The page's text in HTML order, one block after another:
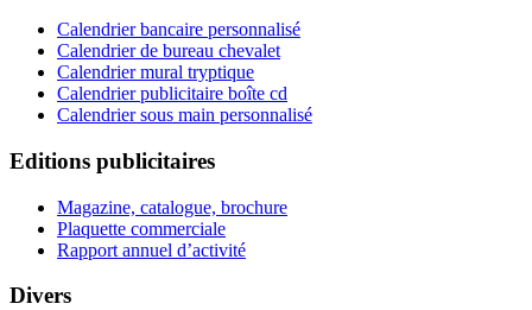
Calendrier bancaire personnalisé
Calendrier de bureau chevalet
Calendrier mural tryptique
Calendrier publicitaire boîte cd
Calendrier sous main personnalisé
Editions publicitaires
Magazine, catalogue, brochure
Plaquette commerciale
Rapport annuel d’activité
Divers